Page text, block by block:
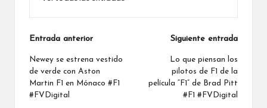
Navegación
de
entradas
Entrada anterior
Newey se estrena vestido
de verde con Aston
Martin F1 en Mónaco #F1
#FVDigital
Siguiente entrada
Lo que piensan los
pilotos de F1 de la
película “F1” de Brad Pitt
#F1 #FVDigital